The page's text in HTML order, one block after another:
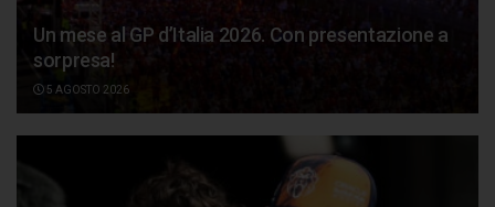
Un mese al GP d’Italia 2026. Con presentazione a
sorpresa!
5 AGOSTO 2026